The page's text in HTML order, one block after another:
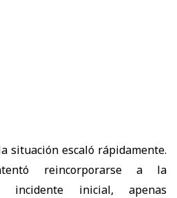
situación escaló rápidamente.
reincorporarse a la
incidente inicial, apenas